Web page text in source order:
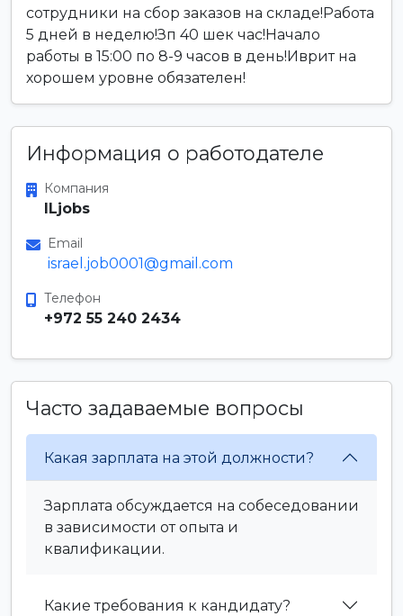
сотрудники на сбор заказов на складе!Работа
5 дней в неделю!Зп 40 шек час!Начало
работы в 15:00 по 8-9 часов в день!Иврит на
хорошем уровне обязателен!
Информация о работодателе
Компания
ILjobs
Email
israel.job0001@gmail.com
Телефон
+972 55 240 2434
Часто задаваемые вопросы
Какая зарплата на этой должности?
Зарплата обсуждается на собеседовании
в зависимости от опыта и
квалификации.
Какие требования к кандидату?